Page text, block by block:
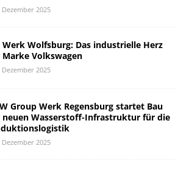
Dezember 2025
Werk Wolfsburg: Das industrielle Herz
Marke Volkswagen
Dezember 2025
Group Werk Regensburg startet Bau
neuen Wasserstoff-Infrastruktur für die
Dezember 2025